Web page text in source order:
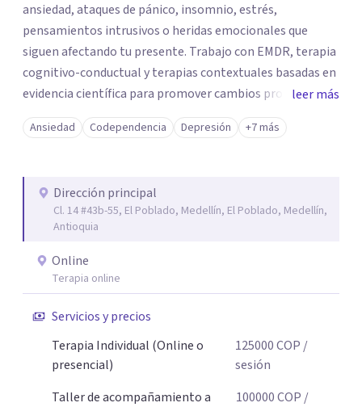
ansiedad, ataques de pánico, insomnio, estrés,
pensamientos intrusivos o heridas emocionales que
siguen afectando tu presente. Trabajo con EMDR, terapia
cognitivo-conductual y terapias contextuales basadas en
evidencia científica para promover cambios profundos y
duraderos. Atiendo adultos, adolescentes, parejas y
familias de forma presencial en Medellín y online, en un
leer más
Ansiedad Codependencia Depresión +7 más
Dirección principal
Cl. 14 #43b-55, El Poblado, Medellín, El Poblado, Medellín,
Antioquia
Online
Terapia online
Servicios y precios
Terapia Individual (Online o
presencial)
125000COP /
sesión
Taller de acompañamiento a
100000COP /